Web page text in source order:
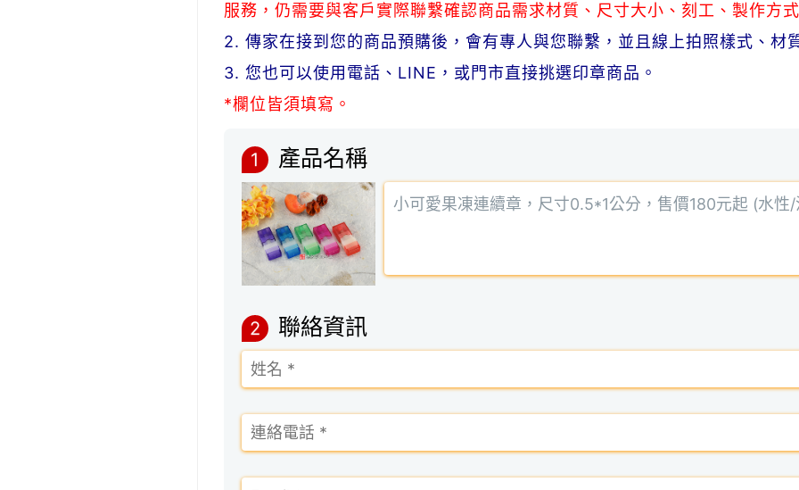
服務，仍需要與客戶實際聯繫確認商品需求材質、尺寸大小、刻工、製作方
2. 傳家在接到您的商品預購後，會有專人與您聯繫，並且線上拍照樣式、材
3. 您也可以使用電話、LINE，或門市直接挑選印章商品。
*欄位皆須填寫。
1 產品名稱
2 聯絡資訊